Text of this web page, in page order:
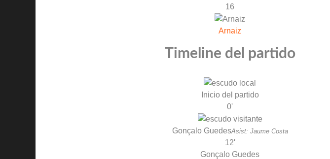
16
Arnaiz
Timeline del partido
Inicio del partido
0'
Gonçalo GuedesAsist: Jaume Costa
12'
Gonçalo Guedes